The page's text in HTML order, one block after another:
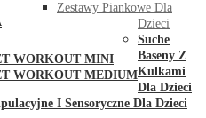
WORKOUT MINI
WORKOUT MEDIUM
Zestawy Piankowe Dla
Dzieci
Suche
Baseny Z
Kulkami
Dla Dzieci
I Sensoryczne Dla Dzieci